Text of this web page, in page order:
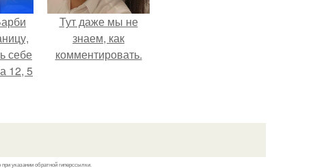
себе
12, 5
Тут даже мы не
знаем, как
комментировать.
указании обратной гиперссылки.